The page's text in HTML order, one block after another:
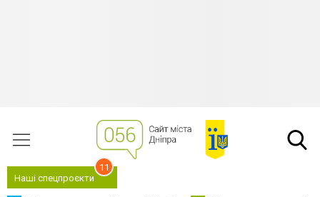
Наші спецпроєкти
11